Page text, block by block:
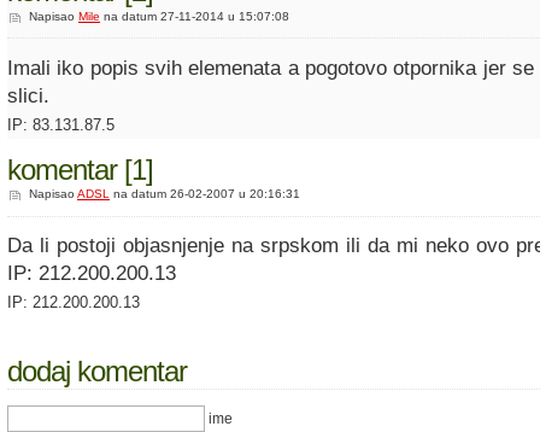
Napisao Mile na datum 27-11-2014 u 15:07:08
Imali iko popis svih elemenata a pogotovo otpornika jer
slici.
IP: 83.131.87.5
komentar [1]
Napisao ADSL na datum 26-02-2007 u 20:16:31
Da li postoji objasnjenje na srpskom ili da mi neko ovo
IP: 212.200.200.13
IP: 212.200.200.13
dodaj komentar
ime